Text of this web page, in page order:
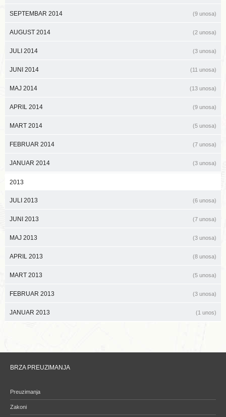
SEPTEMBAR 2014 (9 unosa)
AUGUST 2014 (2 unosa)
JULI 2014 (3 unosa)
JUNI 2014 (11 unosa)
MAJ 2014 (13 unosa)
APRIL 2014 (9 unosa)
MART 2014 (5 unosa)
FEBRUAR 2014 (7 unosa)
JANUAR 2014 (3 unosa)
2013
JULI 2013 (6 unosa)
JUNI 2013 (7 unosa)
MAJ 2013 (3 unosa)
APRIL 2013 (8 unosa)
MART 2013 (5 unosa)
FEBRUAR 2013 (3 unosa)
JANUAR 2013 (1 unos)
BRZA PREUZIMANJA
Preuzimanja
Zakoni